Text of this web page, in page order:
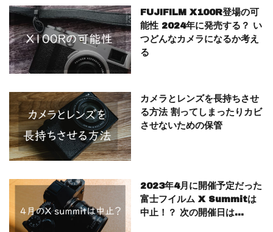
FUJIFILM X100R登場の可
能性 2024年に発売する？ い
つどんなカメラになるか考え
る
カメラとレンズを長持ちさせ
る方法 割ってしまったりカビ
させないための保管
2023年4月に開催予定だった
富士フイルム X Summitは
中止！？ 次の開催日は…